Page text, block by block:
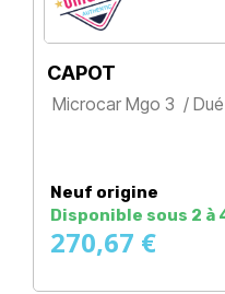
CAPOT
Microcar Mgo 3 /
Neuf origine
Disponible sous 2 à
270,67 €